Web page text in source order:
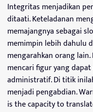
Integritas menjadikan
ditaati. Keteladanan
memajangnya sebagai
memimpin lebih dahulu
mengarahkan orang
mencari figur yang
administratif. Di titik
menjadi pengabdian.
is the capacity to